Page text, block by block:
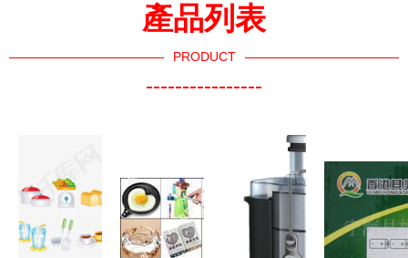
產品列表
PRODUCT
----------------